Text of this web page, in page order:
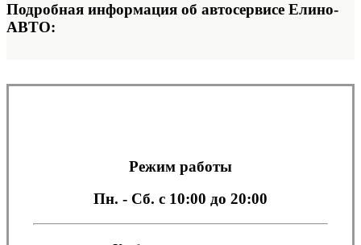
Подробная информация об автосервисе Елино-
АВТО:
Режим работы
Пн. - Сб. с 10:00 до 20:00